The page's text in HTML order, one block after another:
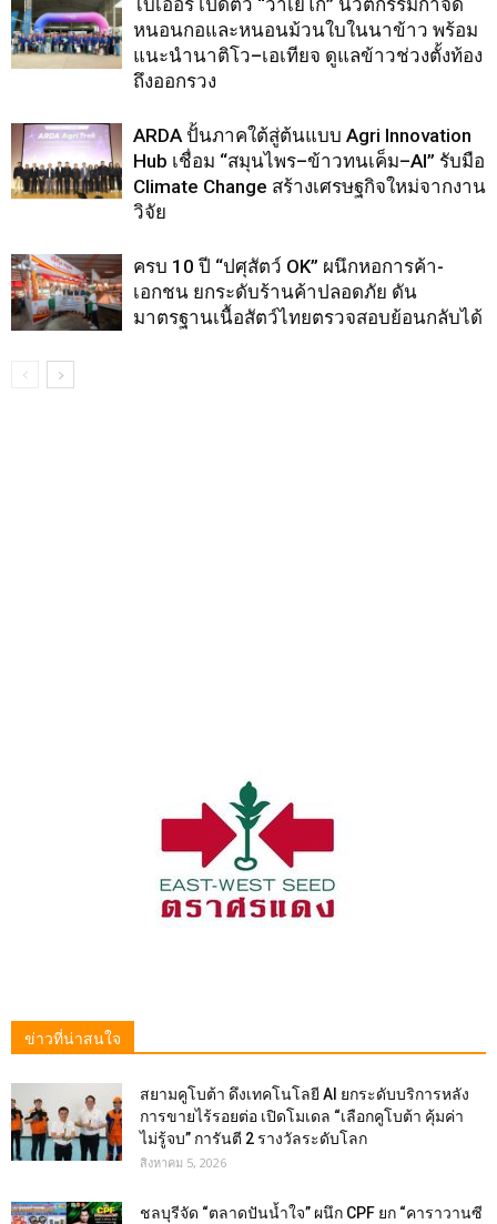
ไบเออร์ เปิดตัว “วาเยโก” นวัตกรรมกำจัด
หนอนกอและหนอนม้วนใบในนาข้าว พร้อม
แนะนำนาติโว–เอเทียจ ดูแลข้าวช่วงตั้งท้อง
ถึงออกรวง
ARDA ปั้นภาคใต้สู่ต้นแบบ Agri Innovation
Hub เชื่อม “สมุนไพร–ข้าวทนเค็ม–AI” รับมือ
Climate Change สร้างเศรษฐกิจใหม่จากงาน
วิจัย
ครบ 10 ปี “ปศุสัตว์ OK” ผนึกหอการค้า-
เอกชน ยกระดับร้านค้าปลอดภัย ดัน
มาตรฐานเนื้อสัตว์ไทยตรวจสอบย้อนกลับได้
ข่าวที่น่าสนใจ
สยามคูโบต้า ดึงเทคโนโลยี AI ยกระดับบริการหลัง
การขายไร้รอยต่อ เปิดโมเดล “เลือกคูโบต้า คุ้มค่า
ไม่รู้จบ” การันตี 2 รางวัลระดับโลก
สิงหาคม 5, 2026
ชลบุรีจัด “ตลาดปันน้ำใจ” ผนึก CPF ยก “คาราวานซี